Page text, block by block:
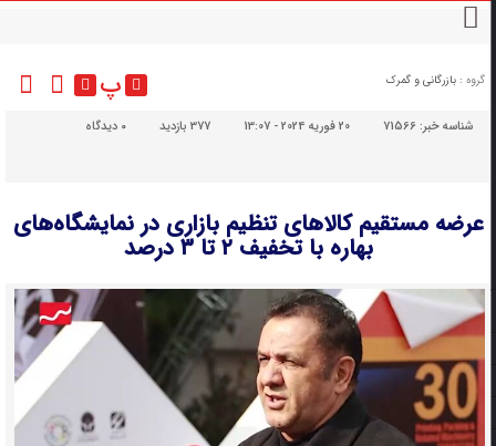
گروه : بازرگانی و گمرک پ
شناسه خبر:71566 20 فوریه 2024 - 13:07 377 بازدید دیدگاه
عرضه مستقیم کالاهای تنظیم‌ بازاری در نمایشگاه‌های
بهاره با تخفیف ۲ تا ۳ درصد